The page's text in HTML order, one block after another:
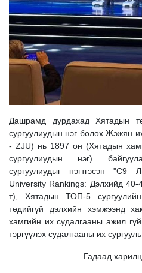
Дашрамд дурдахад Хятадын
сургуулиудын нэг болох Жэжян
- ZJU) нь 1897 он (Хятадын
сургуулиудын нэг)
сургуулиудыг нэгтгэсэн
University Rankings: Дэлхийд
т), Хятадын ТОП-5
төдийгүй дэлхийн хэмжээнд
хамгийн их судалгааны ажил
тэргүүлэх судалгааны их
Гадаад